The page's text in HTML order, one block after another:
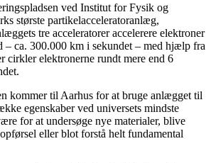
ved Institut for Fysik og
største partikelacceleratoranlæg,
tre acceleratorer accelerere elektroner
– ca. 300.000 km i sekundet – med hjælp fra
cirkler elektronerne rundt mere end 6
kommer til Aarhus for at bruge anlægget til
egenskaber ved universets mindste
for at undersøge nye materialer, blive
eller blot forstå helt fundamental